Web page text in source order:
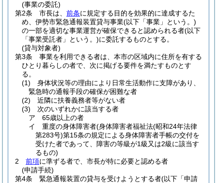
(事業の委託)
第2条
市長は、 前条に規定する目的を効果的に達成するた
め、伊勢市緊急通報装置貸与事業(以下「事業」という。)
の一部を適切な事業運営が確保できると認められる者(以下
「事業受託者」という。)に委託するものとする。
(貸与対象者)
第3条
事業を利用できる者は、本市の区域内に住所を有する
ひとり暮らしの者で、次に掲げる要件を満たすものとす
る。
(1)
身体状況等の理由により日常生活動作に支障があり、
緊急時の通報手段の確保が困難な者
(2)
近隣に扶養義務者等がない者
(3)
次のいずれかに該当する者
ア
65歳以上の者
イ
重度の身体障害者(身体障害者福祉法(昭和24年法律
第283号)第15条の規定による身体障害者手帳の交付を
受けた者であって、障害の等級が1級又は2級に該当す
るもの)
2
前項に準ずる者で、市長が特に必要と認める者
(申請手続)
第4条
緊急通報装置の貸与を受けようとする者(以下「申請